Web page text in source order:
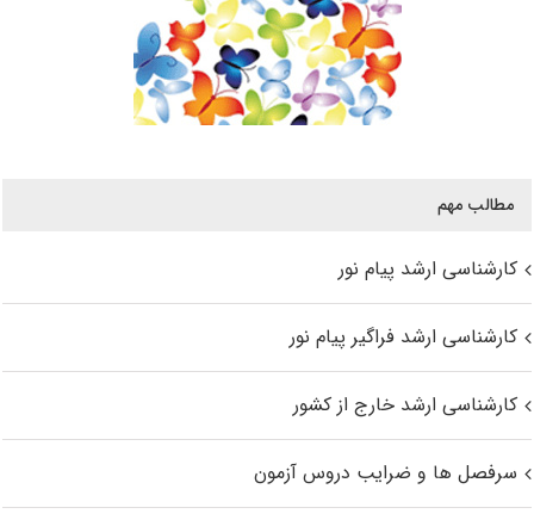
مطالب مهم
کارشناسی ارشد پیام نور
کارشناسی ارشد فراگیر پیام نور
کارشناسی ارشد خارج از کشور
سرفصل ها و ضرایب دروس آزمون